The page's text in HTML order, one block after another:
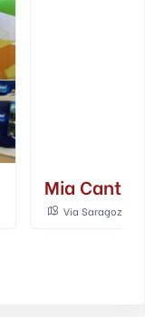
Mia
Via Saragozza,